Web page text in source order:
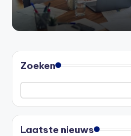
Zoeken
Laatste nieuws